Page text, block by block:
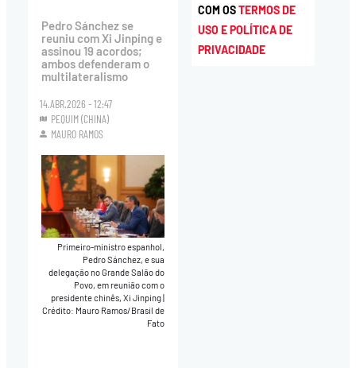
Pedro Sánchez se
reuniu com Xi Jinping e
assinou 19 acordos;
ambos defenderam o
multilateralismo
14.ABR.2026 - 12:47
PEQUIM (CHINA)
MAURO RAMOS
Primeiro-ministro espanhol,
Pedro Sánchez, e sua
delegação no Grande Salão do
Povo, em reunião com o
presidente chinês, Xi Jinping|
Crédito: Mauro Ramos/Brasil de
Fato
COM OSTERMOS DE
USO E POLÍTICA DE
PRIVACIDADE